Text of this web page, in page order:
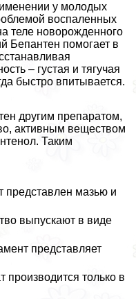
у молодых
воспаленных
теле новорожденного
Бепантен помогает в
– густая и тягучая
быстро впитывается.
другим препаратом,
активным веществом
Таким
представлен мазью и
выпускают в виде
представляет
производится только в